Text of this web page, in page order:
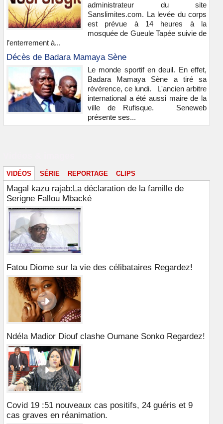
administrateur du site
Sanslimites.com. La levée du corps
est prévue à 14 heures à la
mosquée de Gueule Tapée suivie de
l’enterrement à...
Décès de Badara Mamaya Sène
Le monde sportif en deuil. En effet,
Badara Mamaya Sène a tiré sa
révérence, ce lundi. L'ancien arbitre
international a été aussi maire de la
ville de Rufisque. Seneweb
présente ses...
VIDÉOS SÉRIE REPORTAGE CLIPS
Magal kazu rajab:La déclaration de la famille de
Serigne Fallou Mbacké
Fatou Diome sur la vie des célibataires Regardez!
Ndéla Madior Diouf clashe Oumane Sonko Regardez!
Covid 19 :51 nouveaux cas positifs, 24 guéris et 9
cas graves en réanimation.